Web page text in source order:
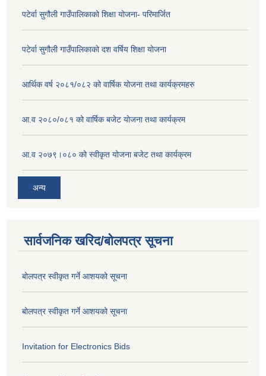
पटेर्वा सुगौली गाउँपालिकाको शिक्षा योजना- परिमार्जित
पटेर्वा सुगौली गाउँपालिकाको दश वर्षिय शिक्षा योजना
आर्थिक वर्ष २०८१/०८२ को वार्षिक योजना तथा कार्यक्रमहरु
आ.व २०८०/०८१ को वार्षिक बजेट योजना तथा कार्यक्रम
आ.व २०७९।०८० को स्वीकृत योजना बजेट तथा कार्यक्रम
अन्य
सार्वजनिक खरिद/बोलपत्र सूचना
बोलपत्र स्वीकृत गर्ने आशयको सूचना
बोलपत्र स्वीकृत गर्ने आशयको सूचना
Invitation for Electronics Bids